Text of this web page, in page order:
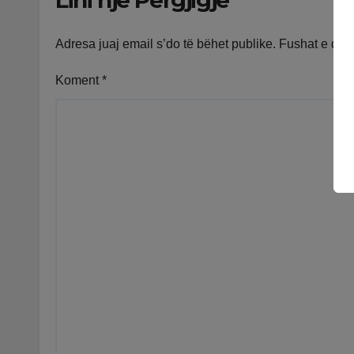
Adresa juaj email s’do të bëhet publike. Fushat e
Koment *